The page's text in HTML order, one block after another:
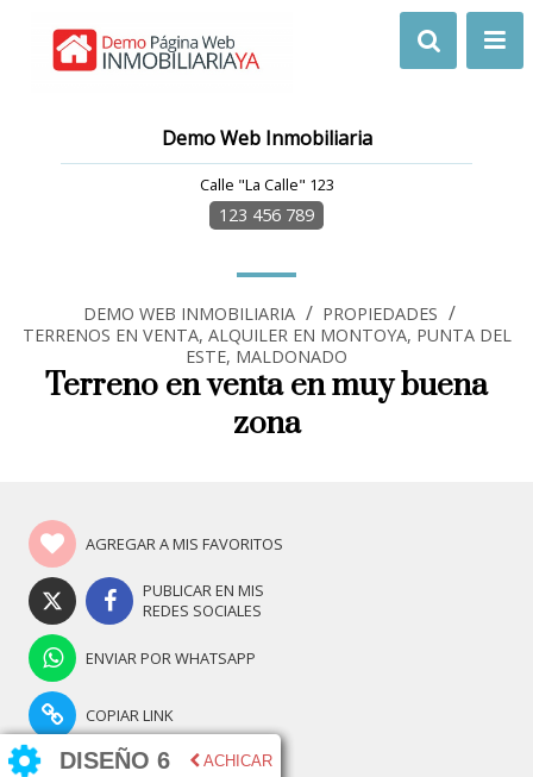
DISEÑO 6 ACHICAR
Demo Web Inmobiliaria
Calle "La Calle" 123
123 456 789
DEMO WEB INMOBILIARIA / PROPIEDADES /
TERRENOS EN VENTA, ALQUILER EN MONTOYA, PUNTA DEL
ESTE, MALDONADO
Terreno en venta en muy buena
zona
AGREGAR A MIS FAVORITOS
PUBLICAR EN MIS
REDES SOCIALES
ENVIAR POR WHATSAPP
COPIAR LINK